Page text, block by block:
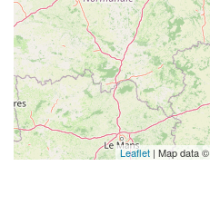
Leaflet | Map data ©